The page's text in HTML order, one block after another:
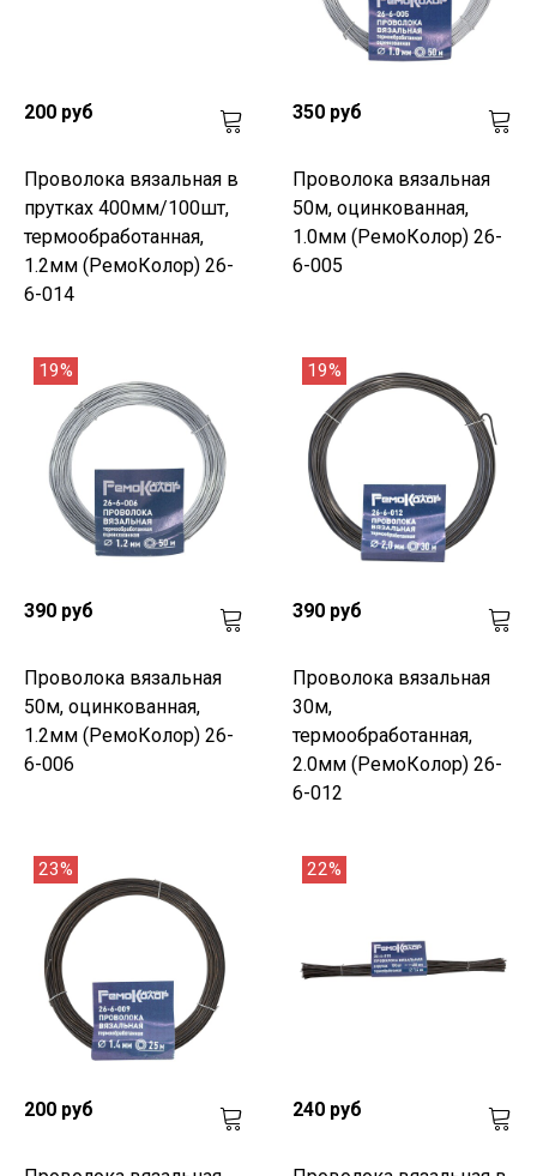
200 руб
Проволока вязальная в
прутках 400мм/100шт,
термообработанная,
1.2мм (РемоКолор) 26-
6-014
350 руб
Проволока вязальная
50м, оцинкованная,
1.0мм (РемоКолор) 26-
6-005
19%
390 руб
Проволока вязальная
50м, оцинкованная,
1.2мм (РемоКолор) 26-
6-006
19%
390 руб
Проволока вязальная
30м,
термообработанная,
2.0мм (РемоКолор) 26-
6-012
23%
200 руб
22%
240 руб